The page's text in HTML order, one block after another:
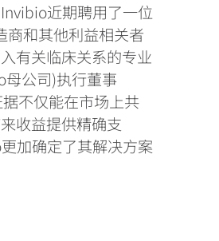
近期聘用了一位
商和其他利益相关者
有关临床关系的专业
公司)执行董事
不仅能在市场上共
收益提供精确支
加确定了其解决方案